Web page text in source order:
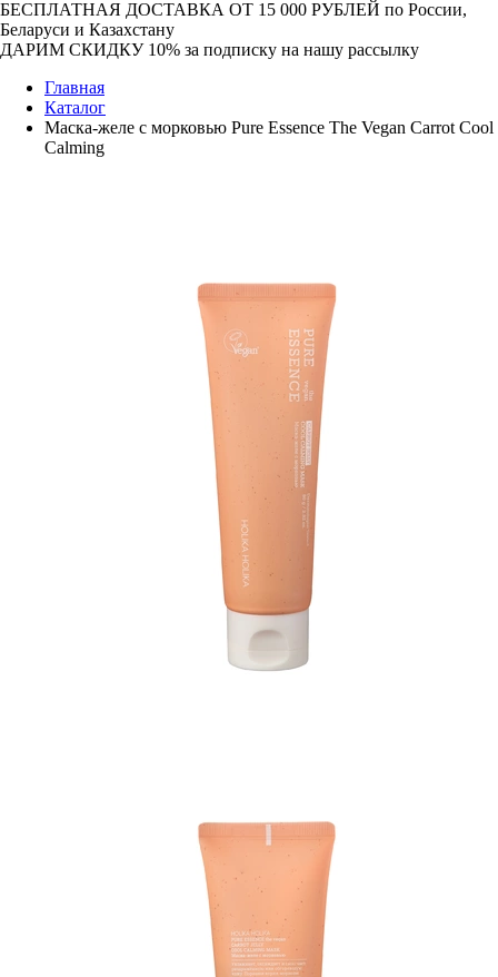
БЕСПЛАТНАЯ ДОСТАВКА ОТ 15 000 РУБЛЕЙ по России,
Беларуси и Казахстану
ДАРИМ СКИДКУ 10% за подписку на нашу рассылку
Главная
Каталог
Маска-желе с морковью Pure Essence The Vegan Carrot Cool
Calming